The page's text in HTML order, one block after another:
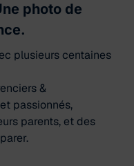
photo de
plusieurs centaines
&
passionnés,
parents, et des